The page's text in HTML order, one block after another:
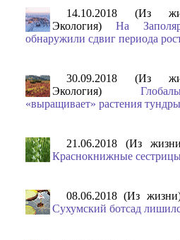
14.10.2018 (Из
Экология) На
обнаружили сдвиг периода
30.09.2018 (Из
Экология)
«выращивает» растения тундры
21.06.2018 (Из
Краснокнижные
08.06.2018 (Из
Сухумский ботсад